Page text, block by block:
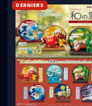
DERNIERS